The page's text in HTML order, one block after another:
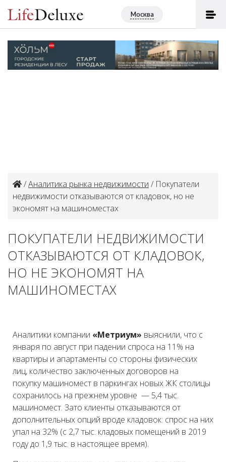
Москва
/Аналитика рынка недвижимости / Покупатели
недвижимости отказываются от кладовок, но не
экономят на машиноместах
ПОКУПАТЕЛИ НЕДВИЖИМОСТИ
ОТКАЗЫВАЮТСЯ ОТ КЛАДОВОК,
НО НЕ ЭКОНОМЯТ НА
МАШИНОМЕСТАХ
Аналитики компании «Метриум» выяснили, что с
января по август при падении спроса на 11% на
квартиры и апартаменты со стороны физических
лиц, количество заключенных договоров на
покупку машиномест в паркингах новых ЖК столицы
сохранилось на прежнем уровне — 5,4 тыс.
машиномест. Зато клиенты отказываются от
дополнительных опций вроде кладовок: спрос на них
упал на 32% (с 2,7 тыс. кладовых помещений в 2019
году до 1,9 тыс. в настоящее время).